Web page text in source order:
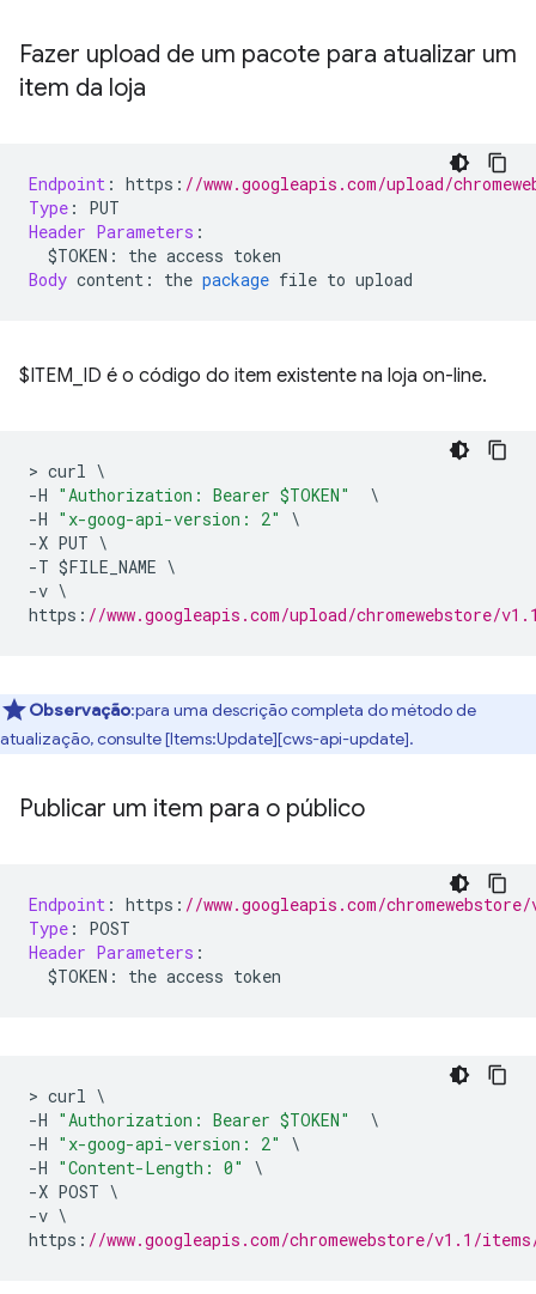
Fazer upload de um pacote para atualizar um
item da loja
Endpoint : https : //www.googleapis.com/upload/
Type :
PUT
Header Parameters :
$TOKEN :
the access token
Body content : the package file to upload
$ITEM_ID é o código do item existente na loja on-line.
> curl \
-H "Authorization: Bearer $TOKEN"
\
-H "x-goog-api-version: 2"
\
-X PUT \
-T $FILE_NAME \
-v \
https : //www.googleapis.com/upload/chromewebstore/
Observação:para uma descrição completa do método de
atualização, consulte [Items:Update][cws-api-update].
Publicar um item para o público
Endpoint : https : //www.googleapis.com/
Type :
POST
Header Parameters :
$TOKEN : the access token
> curl \
-H "Authorization: Bearer $TOKEN"
\
-H "x-goog-api-version: 2"
\
-H "Content-Length: 0"
\
-X POST \
-v \
https : //www.googleapis.com/chromewebstore/v1.1/